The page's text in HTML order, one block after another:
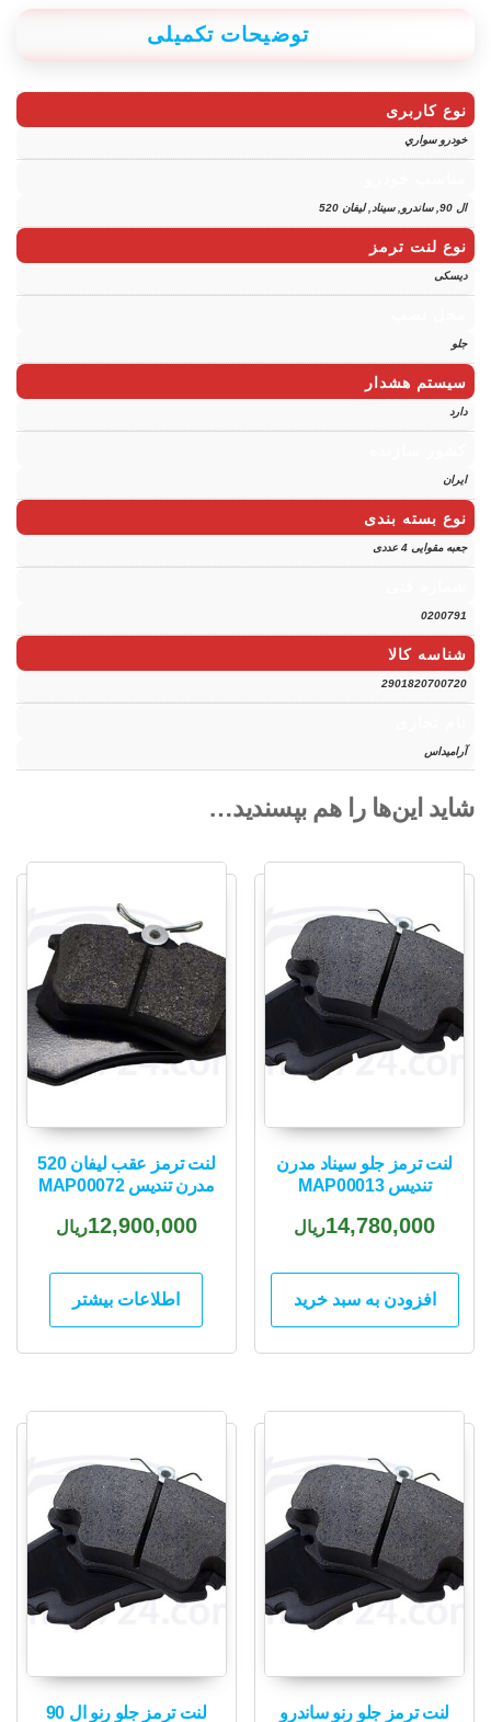
توضیحات تکمیلی
نوع کاربری
خودرو سواري
ال 90, ساندرو, سیناد, لیفان 520
نوع لنت ترمز
دیسکی
جلو
سیستم هشدار
دارد
ایران
نوع بسته بندی
جعبه مقوایی 4 عددی
0200791
شناسه کالا
2901820700720
آرامیداس
شاید این‌ها را هم بپسندید…
لنت ترمز جلو سیناد مدرن
تندیس MAP00013
14,780,000ریال
افزودن به سبد خرید
لنت ترمز عقب لیفان 520
مدرن تندیس MAP00072
12,900,000ریال
اطلاعات بیشتر
لنت ترمز جلو رنو ساندرو لنت ترمز جلو رنو ال 90